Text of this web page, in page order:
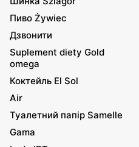
Пиво Żywiec
Дзвонити
Suplement diety Gold
omega
Коктейль El Sol
Air
Туалетний папір Samelle
Gama